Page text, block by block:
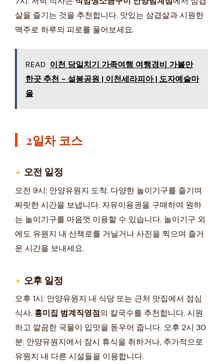
살을 즐기는 것을 추천합니다. 맛있는 삼겹살과 시원한
맥주로 하루의 피로를 풀어보세요.
READ 이천 당일치기 가족여행 여행경비 가볼만
한곳 추천 - 설봉공원 | 이천세라피아 | 도자예술마
을
2일차 코스
오전 일정
오전 9시: 안양유원지 도착. 다양한 놀이기구를 즐기며
짜릿한 시간을 보냅니다. 자유이용권을 구매하여 원하
는 놀이기구를 마음껏 이용할 수 있습니다. 놀이기구 외
에도 유원지 내 산책로를 거닐거나 사진을 찍으며 즐거
운 시간을 보내세요.
오후 일정
오후 1시: 안양유원지 내 식당 또는 근처 맛집에서 점심
식사. 홍미집 범계직영점의 칼국수를 추천합니다. 시원
하고 깔끔한 국물이 입맛을 돋우어 줍니다. 오후 2시 30
분: 안양유원지에서 잠시 휴식을 취하거나, 추가적으로
유원지 내 다른 시설들을 이용합니다.